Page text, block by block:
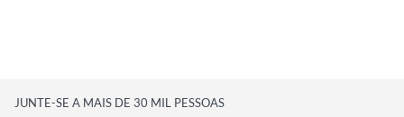
JUNTE-SE A MAIS DE 30 MIL PESSOAS